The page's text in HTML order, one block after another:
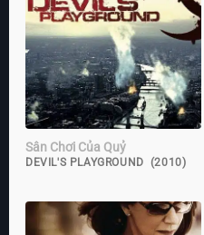
Sân Chơi Của Quỷ
DEVIL'S PLAYGROUND (2010)